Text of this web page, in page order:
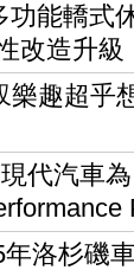
功能轎式
改造升級
趣超乎
代汽車
洛杉磯